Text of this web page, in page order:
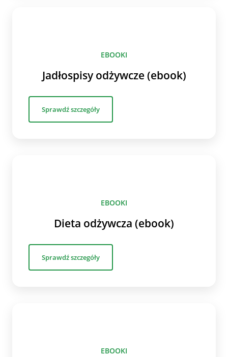
EBOOKI
Jadłospisy odżywcze (ebook)
Sprawdź szczegóły
EBOOKI
Dieta odżywcza (ebook)
Sprawdź szczegóły
EBOOKI